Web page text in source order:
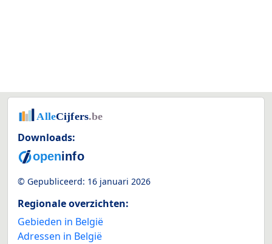
Downloads:
© Gepubliceerd: 16 januari 2026
Regionale overzichten:
Gebieden in België
Adressen in België